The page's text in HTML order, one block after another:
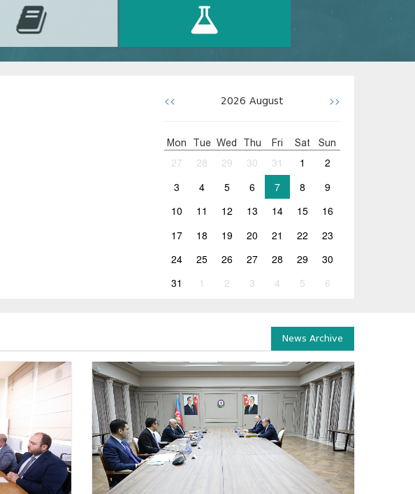
<< 2026 August >>
Mon Tue Wed Thu Fri Sat Sun
27 28 29 30 31 1
2
3
4 5 6 7 8
9
10
11 12 13 14 15
16
17
18 19 20 21 22
23
24
25 26 27 28 29
30
31
1 2 3 4 5 6
News Archive